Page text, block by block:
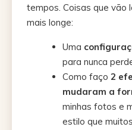
tempos. Coisas que vão
mais longe:
Uma
para nunca
Como faço 2
mudaram a
minhas fotos e
estilo que